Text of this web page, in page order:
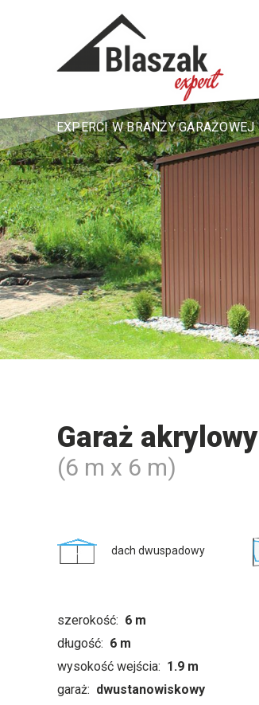
EXPERCI W BRANŻY GARAŻOWEJ
Garaż akrylowy
(6 m x 6 m)
dach dwuspadowy
szerokość: 6 m
długość: 6 m
wysokość wejścia: 1.9 m
garaż: dwustanowiskowy